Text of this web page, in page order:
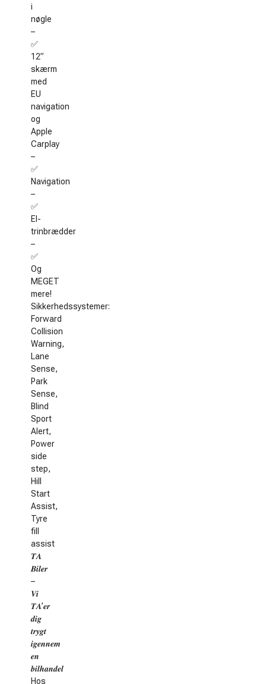
i
nøgle
–
✅
12”
skærm
med
EU
navigation
og
Apple
Carplay
–
✅
Navigation
–
✅
El-
trinbrædder
–
✅
Og
MEGET
mere!
Sikkerhedssystemer:
Forward
Collision
Warning,
Lane
Sense,
Park
Sense,
Blind
Sport
Alert,
Power
side
step,
Hill
Start
Assist,
Tyre
fill
assist
𝑻𝑨
𝑩𝒊𝒍𝒆𝒓
–
𝑽𝒊
𝑻𝑨’𝒆𝒓
𝒅𝒊𝒈
𝒕𝒓𝒚𝒈𝒕
𝒊𝒈𝒆𝒏𝒏𝒆𝒎
𝒆𝒏
𝒃𝒊𝒍𝒉𝒂𝒏𝒅𝒆𝒍
Hos